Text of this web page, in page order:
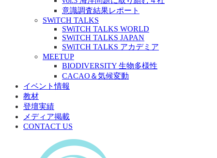
意識調査結果レポート
SWiTCH TALKS
SWiTCH TALKS WORLD
SWiTCH TALKS JAPAN
SWiTCH TALKS アカデミア
MEETUP
BIODIVERSITY 生物多様性
CACAO＆気候変動
イベント情報
教材
登壇実績
メディア掲載
CONTACT US